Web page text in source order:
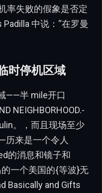
率失败的假象是否定
中说：“在罗曼
时停机区域
——半 mile开口
NEIGHBORHOOD.-
历来是一个令人
的消息和镜子和
一个美国的{等波}无
Basically and Gifts